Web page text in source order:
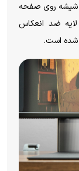
شیشه روی صفحه
ضد انعکاس